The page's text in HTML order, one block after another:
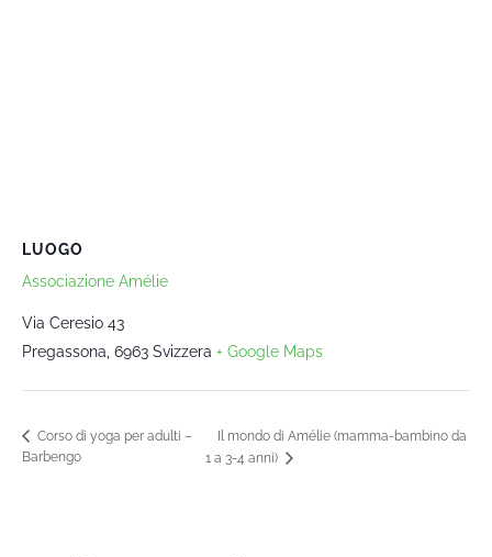
LUOGO
Associazione Amélie
Via Ceresio 43
Pregassona 6963 Svizzera + Google Maps
Corso di yoga per adulti –
Barbengo
Il mondo di Amélie (mamma-bambino da
1 a 3-4 anni)